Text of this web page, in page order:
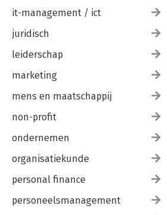
it-management / ict
juridisch
leiderschap
marketing
mens en maatschappij
non-profit
ondernemen
organisatiekunde
personal finance
personeelsmanagement